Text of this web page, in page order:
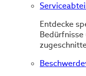
Entdecke